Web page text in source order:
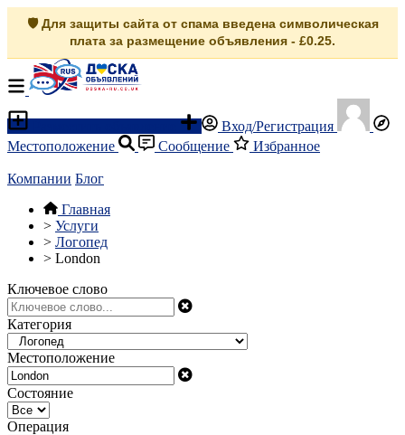
🛡️ Для защиты сайта от спама введена символическая
плата за размещение объявления - £0.25.
Вход/Регистрация
Местоположение
Сообщение Избранное
Компании Блог
Главная
> Услуги
> Логопед
> London
Ключевое слово
Категория
Местоположение
Состояние
Операция